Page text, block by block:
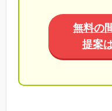
無料の
提案